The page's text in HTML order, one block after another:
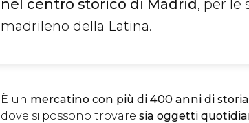
nel centro storico di Madrid, per le
madrileno della Latina.
È un mercatino con più di 400 anni di
dove si possono trovare sia oggetti